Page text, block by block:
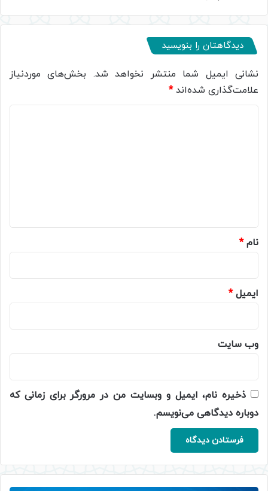
دیدگاهتان را بنویسید
نشانی ایمیل شما منتشر نخواهد شد. بخش‌های موردنیاز
علامت‌گذاری شده‌اند*
نام*
ایمیل*
وب‌ سایت
ذخیره نام، ایمیل و وبسایت من در مرورگر برای زمانی که
دوباره دیدگاهی می‌نویسم.